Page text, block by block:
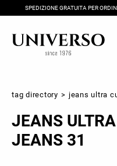
SPEDIZIONE GRATUITA PER
tag directory > jeans ultra
JEANS
JEANS 31